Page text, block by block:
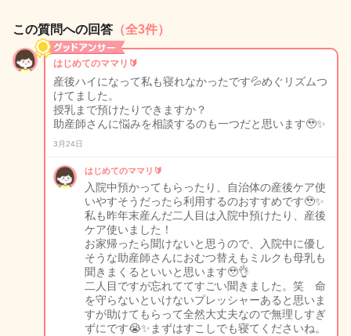
この質問への回答 （全3件）
はじめてのママリ🔰
産後ハイになって私も寝れなかったです💦めぐリズムつ
けてました。
授乳まで預けたりできますか？
助産師さんに悩みを相談するのも一つだと思います🥹✨
3月24日
はじめてのママリ🔰
入院中預かってもらったり、自治体の産後ケア使
いやすそうだったら利用するのおすすめです🥹✨
私も昨年末産んだ二人目は入院中預けたり、産後
ケア使いました！
お家帰ったら聞けないと思うので、入院中に優し
そうな助産師さんにおむつ替えもミルクも母乳も
聞きまくるといいと思います🥹👌
二人目ですが忘れててすごい聞きました。笑 命
を守らないといけないプレッシャーあると思いま
すが助けてもらって全然大丈夫なので無理しすぎ
ずにです😭✨まずはすこしでも寝てくださいね。